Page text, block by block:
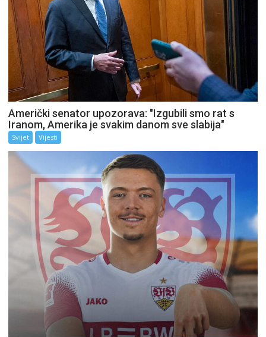
Američki senator upozorava: "Izgubili smo rat s
Iranom, Amerika je svakim danom sve slabija"
Svijet Vijesti